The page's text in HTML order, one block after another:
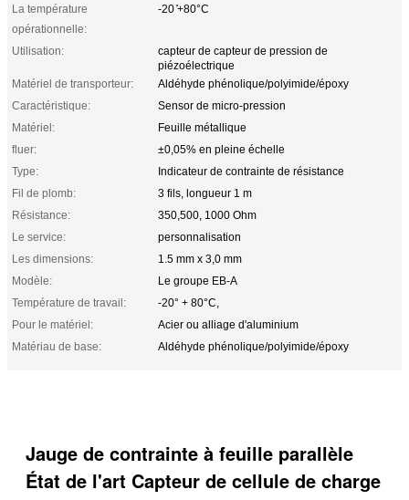
La température
opérationnelle:
-20 ̊+80°C
Utilisation:
capteur de capteur de pression de
piézoélectrique
Matériel de transporteur:
Aldéhyde phénolique/polyimide/époxy
Caractéristique:
Sensor de micro-pression
Matériel:
Feuille métallique
fluer:
±0,05% en pleine échelle
Type:
Indicateur de contrainte de résistance
Fil de plomb:
3 fils, longueur 1 m
Résistance:
350,500, 1000 Ohm
Le service:
personnalisation
Les dimensions:
1.5 mm x 3,0 mm
Modèle:
Le groupe EB-A
Température de travail:
-20° + 80°C,
Pour le matériel:
Acier ou alliage d'aluminium
Matériau de base:
Aldéhyde phénolique/polyimide/époxy
Jauge de contrainte à feuille parallèle
État de l'art Capteur de cellule de charge